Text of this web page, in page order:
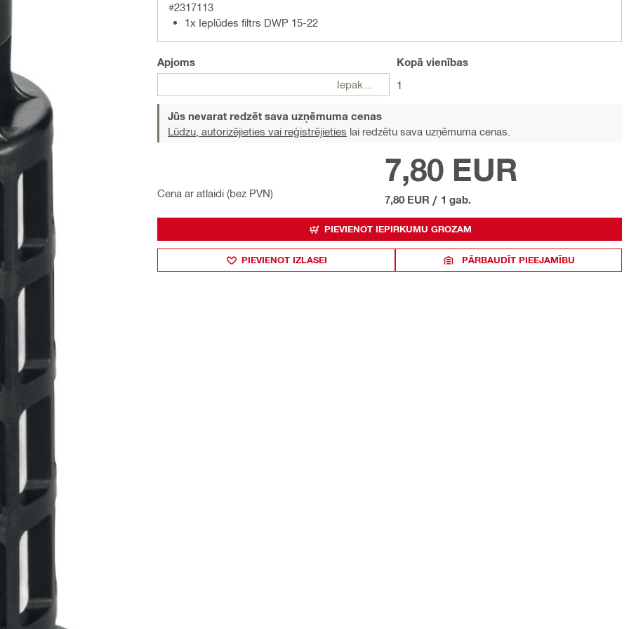
#2317113
1x Ieplūdes filtrs DWP 15-22
Apjoms
Iepakojumi
Kopā vienības
1
Jūs nevarat redzēt sava uzņēmuma cenas
Lūdzu, autorizējieties vai reģistrējieties lai redzētu sava uzņēmuma cenas.
Cena ar atlaidi (bez PVN)
7,80 EUR
7,80 EUR / 1 gab.
PIEVIENOT IEPIRKUMU GROZAM
PIEVIENOT IZLASEI PĀRBAUDĪT PIEEJAMĪBU